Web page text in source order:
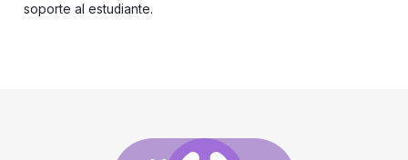
soporte al estudiante.